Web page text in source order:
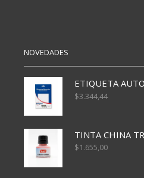
NOVEDADES
$3.344,44
TINTA CHINA
$1.655,00